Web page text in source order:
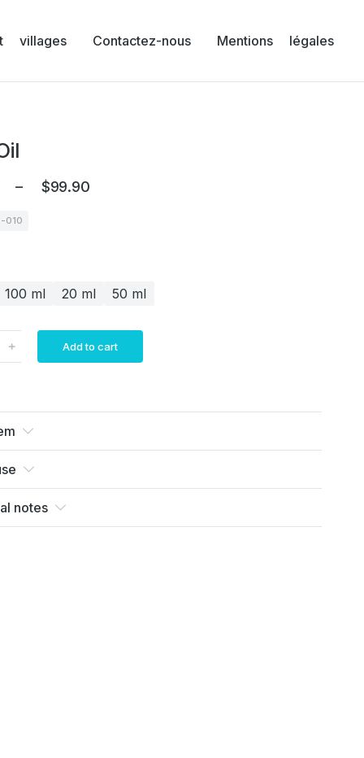
Contactez-nous Mentions légales
– $99.90
010
100 ml 20 ml 50 ml
﹢ Add to cart
notes